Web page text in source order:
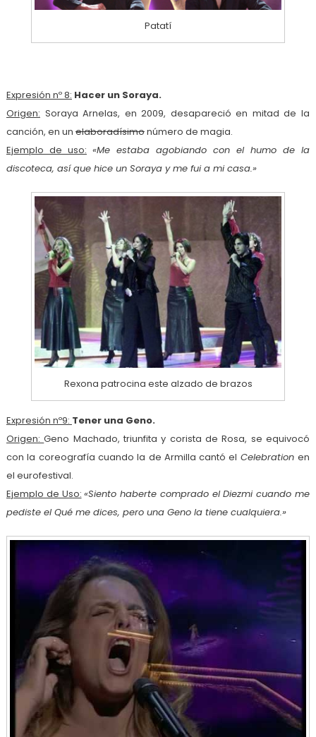
Patatí
Expresión nº 8: Hacer un Soraya.
Origen: Soraya Arnelas, en 2009, desapareció en mitad de la
canción, en un elaboradísimonúmero de magia.
Ejemplo de uso: «Me estaba agobiando con el humo de la
discoteca, así que hice un Soraya y me fui a mi casa.»
Rexona patrocina este alzado de brazos
Expresión nº9: Tener una Geno.
Origen:Geno Machado, triunfita y corista de Rosa, se equivocó
con la coreografía cuando la de Armilla cantó el Celebrationen
el eurofestival.
Ejemplo de Uso: «Siento haberte comprado el Diezmi cuando me
pediste el Qué me dices, pero una Geno la tiene cualquiera.»